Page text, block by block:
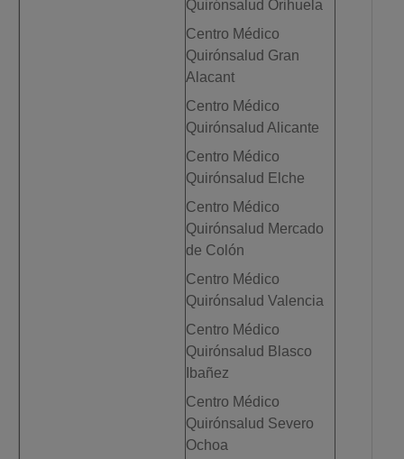
Quirónsalud Orihuela
Centro Médico
Quirónsalud Gran
Alacant
Centro Médico
Quirónsalud Alicante
Centro Médico
Quirónsalud Elche
Centro Médico
Quirónsalud Mercado
de Colón
Centro Médico
Quirónsalud Valencia
Centro Médico
Quirónsalud Blasco
Ibañez
Centro Médico
Quirónsalud Severo
Ochoa